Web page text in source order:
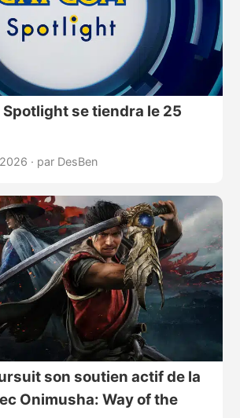
Spotlight se tiendra le 25
· par DesBen
son soutien actif de la
Onimusha: Way of the